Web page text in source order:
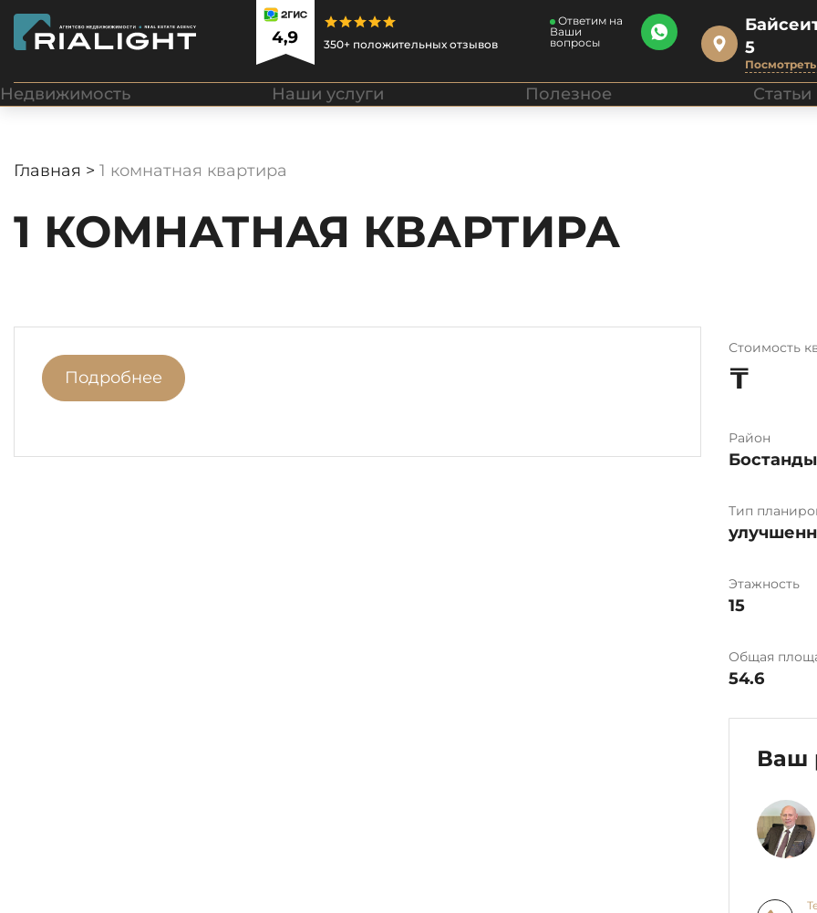
350+ положительных отзывов
Ответим на
Ваши
вопросы
5
Недвижимость Наши услуги Полезное Статьи
Главная > 1 комнатная квартира
1 КОМНАТНАЯ КВАРТИРА
Подробнее
Стоимость
₸
Район
Тип
Этажность
15
Общая
54.6
Ваш